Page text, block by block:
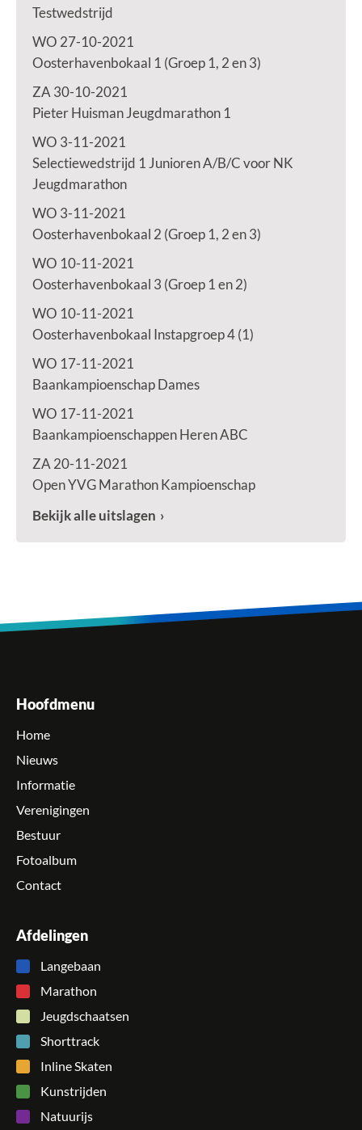
Testwedstrijd
WO 27-10-2021
Oosterhavenbokaal 1 (Groep 1, 2 en 3)
ZA 30-10-2021
Pieter Huisman Jeugdmarathon 1
WO 3-11-2021
Selectiewedstrijd 1 Junioren A/B/C voor NK
Jeugdmarathon
WO 3-11-2021
Oosterhavenbokaal 2 (Groep 1, 2 en 3)
WO 10-11-2021
Oosterhavenbokaal 3 (Groep 1 en 2)
WO 10-11-2021
Oosterhavenbokaal Instapgroep 4 (1)
WO 17-11-2021
Baankampioenschap Dames
WO 17-11-2021
Baankampioenschappen Heren ABC
ZA 20-11-2021
Open YVG Marathon Kampioenschap
Bekijk alle uitslagen
Hoofdmenu
Home
Nieuws
Informatie
Verenigingen
Bestuur
Fotoalbum
Contact
Afdelingen
Langebaan
Marathon
Jeugdschaatsen
Shorttrack
Inline Skaten
Kunstrijden
Natuurijs